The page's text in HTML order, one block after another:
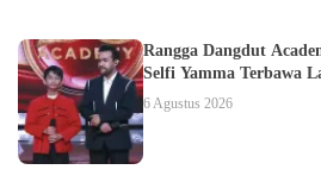
Rangga Dangdut
Selfi Yamma Terbawa
6 Agustus 2026